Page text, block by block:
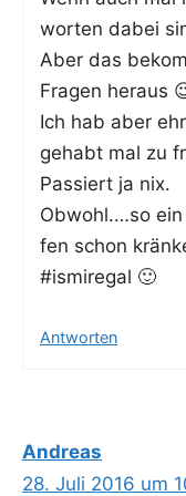
wor­ten dabei
Aber das
Fra­gen heraus
Ich hab aber
gehabt mal zu
Pas­siert ja nix.
Obwohl.…so
fen schon
#ismi­re­gal 🙂
Antworten
Andreas
28. Juli 2016 um